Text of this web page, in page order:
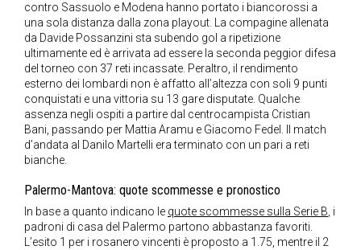
contro Sassuolo e Modena hanno portato i biancorossi a
una sola distanza dalla zona playout. La compagine allenata
da Davide Possanzini sta subendo gol a ripetizione
ultimamente ed è arrivata ad essere la seconda peggior difesa
del torneo con 37 reti incassate. Peraltro, il rendimento
esterno dei lombardi non è affatto all’altezza con soli 9 punti
conquistati e una vittoria su 13 gare disputate. Qualche
assenza negli ospiti a partire dal centrocampista Cristian
Bani, passando per Mattia Aramu e Giacomo Fedel. Il match
d’andata al Danilo Martelli era terminato con un pari a reti
bianche.
Palermo-Mantova: quote scommesse e pronostico
In base a quanto indicano le quote scommesse sulla Serie B, i
padroni di casa del Palermo partono abbastanza favoriti.
L’esito 1 per i rosanero vincenti è proposto a 1.75, mentre il 2